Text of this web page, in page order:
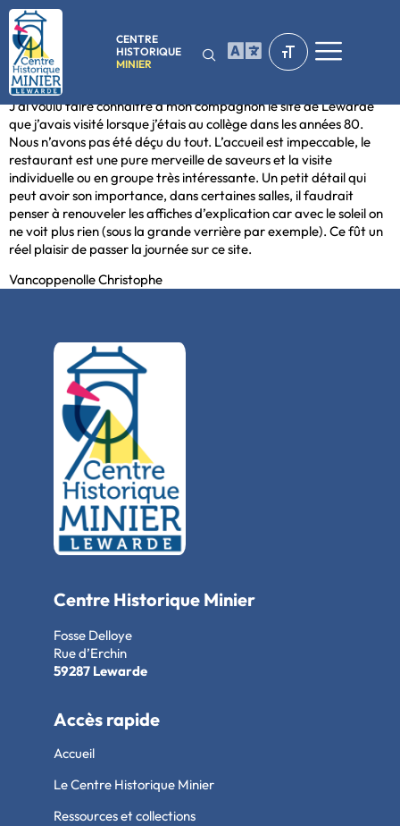
CENTRE
HISTORIQUE
MINIER
Bonjour,
J’ai voulu faire connaître à mon compagnon le site de Lewarde
que j’avais visité lorsque j’étais au collège dans les années 80.
Nous n’avons pas été déçu du tout. L’accueil est impeccable, le
restaurant est une pure merveille de saveurs et la visite
individuelle ou en groupe très intéressante. Un petit détail qui
peut avoir son importance, dans certaines salles, il faudrait
penser à renouveler les affiches d’explication car avec le soleil on
ne voit plus rien (sous la grande verrière par exemple). Ce fût un
réel plaisir de passer la journée sur ce site.
Vancoppenolle Christophe
Centre Historique Minier
Fosse Delloye
Rue d’Erchin
59287 Lewarde
Accès rapide
Accueil
Le Centre Historique Minier
Ressources et collections